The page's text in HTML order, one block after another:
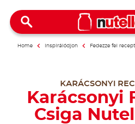
Home Inspirálódjon Fedezze fel
KARÁCSONYI
Karácsonyi
Csiga